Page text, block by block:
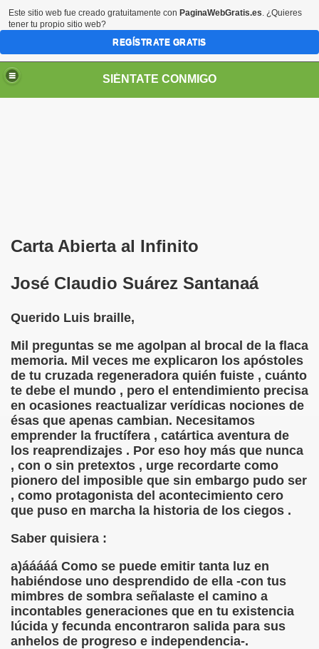
SIÉNTATE CONMIGO
Carta Abierta al Infinito
José Claudio Suárez Santanaá
Querido Luis braille,
Mil preguntas se me agolpan al brocal de la flaca
memoria. Mil veces me explicaron los apóstoles
de tu cruzada regeneradora quién fuiste , cuánto
te debe el mundo , pero el entendimiento precisa
en ocasiones reactualizar verídicas nociones de
ésas que apenas cambian. Necesitamos
emprender la fructífera , catártica aventura de
los reaprendizajes . Por eso hoy más que nunca
, con o sin pretextos , urge recordarte como
pionero del imposible que sin embargo pudo ser
, como protagonista del acontecimiento cero
que puso en marcha la historia de los ciegos .
Saber quisiera :
a)ááááá Como se puede emitir tanta luz en
habiéndose uno desprendido de ella -con tus
mimbres de sombra señalaste el camino a
incontables generaciones que en tu existencia
lúcida y fecunda encontraron salida para sus
anhelos de progreso e independencia-.
(grup d'Afiliats CRE ONCE Barcelona, Català y
Visual (Pedro Zurita)
los Ciegos (Pablo Madrid Herruzo)
Bejarano)
León (Juan José Miñana)
a Charles Barbier (Pablo Madrid Herruzo)
(Pedro Zurita)
Sus Precios (Pedro Zurita)
de l'Adolescència en Nois-es Cecs i Deficients
a Desarrollar CRE Joan Amades ONCE, 1990 (Miquel
en Peligro de Extinción (Eutiquio Cabrerizo)
Todos (Pedro Zurita)
Este sitio web fue creado gratuitamente con PaginaWebGratis.es. ¿Quieres
tener tu propio sitio web?
REGÍSTRATE GRATIS